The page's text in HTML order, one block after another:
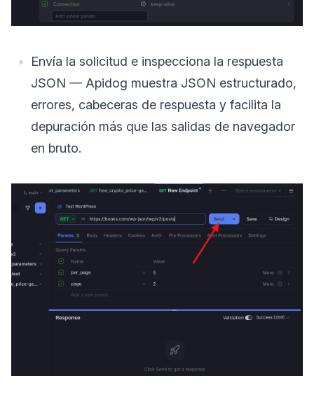
Envía la solicitud e inspecciona la respuesta
JSON — Apidog muestra JSON estructurado,
errores, cabeceras de respuesta y facilita la
depuración más que las salidas de navegador
en bruto.